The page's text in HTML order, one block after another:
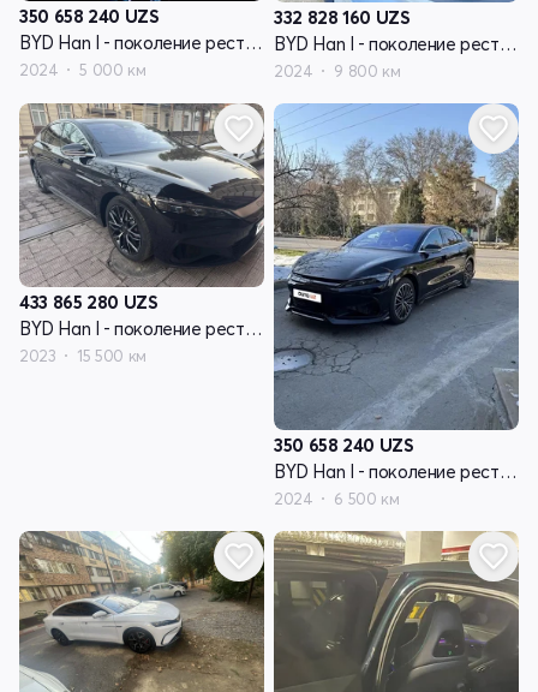
350 658 240 UZS
BYD Han I - поколение рестайлинг
2024 5 000 км
332 828 160 UZS
BYD Han I - поколение рестайлинг
2024 9 800 км
433 865 280 UZS
BYD Han I - поколение рестайлинг
2023 15 500 км
350 658 240 UZS
BYD Han I - поколение рестайлинг
2024 6 500 км